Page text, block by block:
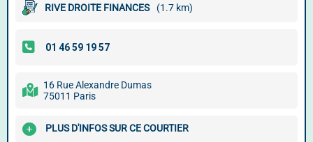
RIVE DROITE FINANCES (1.7 km)
16 Rue Alexandre Dumas
75011 Paris
PLUS D'INFOS SUR CE COURTIER